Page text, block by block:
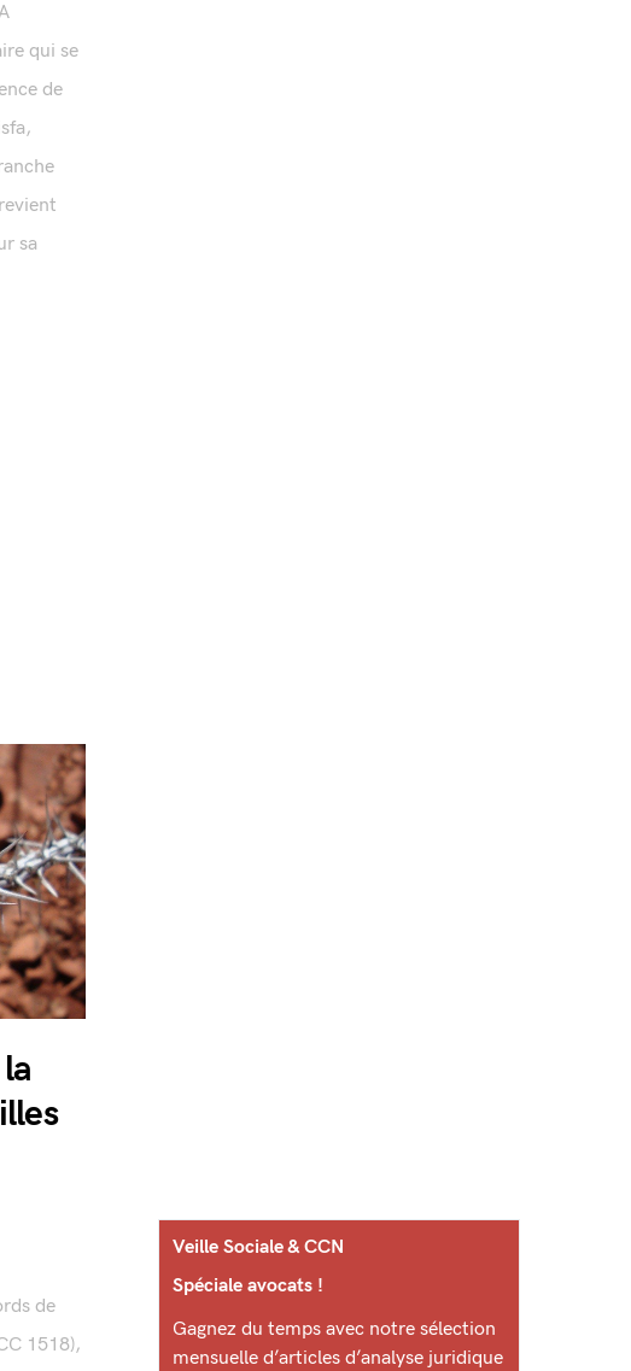
qui se
de
sa
de
1518),
Veille Sociale & CCN
Spéciale avocats !
Gagnez du temps avec notre sélection
mensuelle d’articles d’analyse juridique